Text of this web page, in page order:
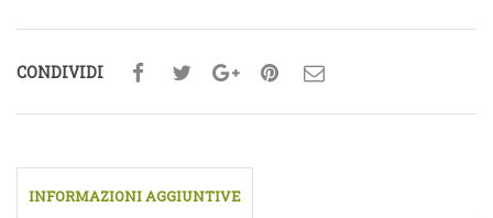
CONDIVIDI
INFORMAZIONI AGGIUNTIVE